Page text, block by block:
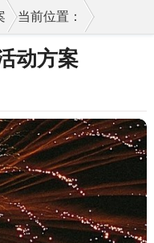
当前位置：
动方案